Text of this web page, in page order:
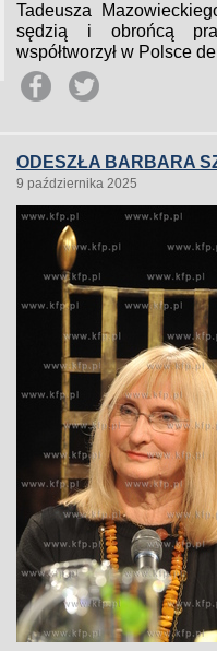
Tadeusza
sędzią i obrońcą
współtworzył w Polsce
ODESZŁA BARBARA
9 października 2025